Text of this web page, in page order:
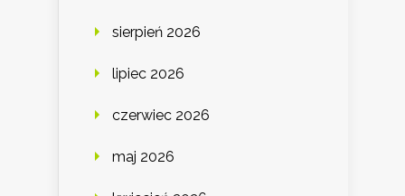
sierpień 2026
lipiec 2026
czerwiec 2026
maj 2026